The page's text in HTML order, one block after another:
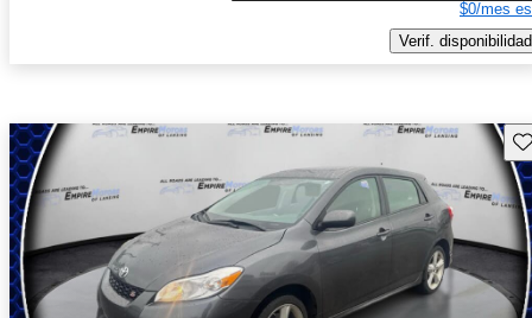
$0/mes
Verif. disponibilidad